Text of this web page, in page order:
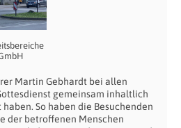
Martin Gebhardt bei allen
gemeinsam inhaltlich
So haben die Besuchenden
der betroffenen Menschen